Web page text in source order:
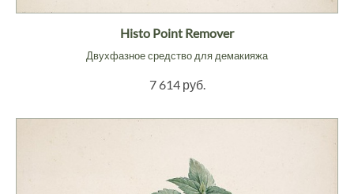
Histo Point Remover
Двухфазное средство для демакияжа
7 614 руб.